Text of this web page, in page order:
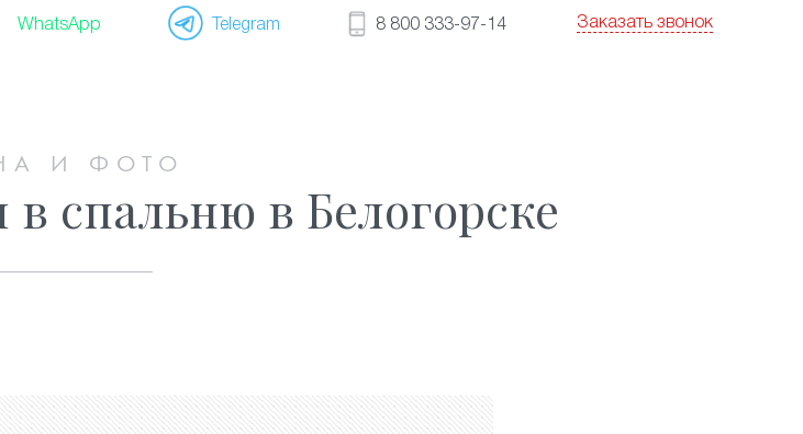
WhatsApp Telegram 8 800 333-97-14 Заказать звонок
И ФОТО
спальню в Белогорске